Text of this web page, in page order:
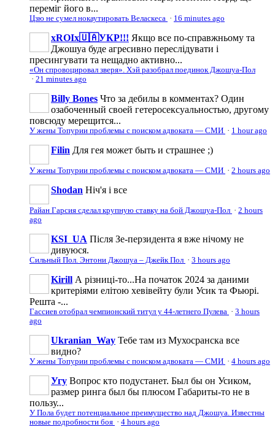
переміг його в...
Цзю не сумел нокаутировать Веласкеса · 16 minutes ago
xROIx🇺🇦УКР!!! Якщо все по-справжньому та
Джошуа буде агресивно переслідувати і
пресингувати та нещадно активно...
«Он спровоцировал зверя». Хэй разобрал поединок Джошуа-Пол
· 21 minutes ago
Billy Bones Что за дебилы в комментах? Один
озабоченный своей гетеросексуальностью, другому
повсюду мерещится...
У жены Топурии проблемы с поиском адвоката — СМИ · 1 hour ago
Filin Для гея может быть и страшнее ;)
У жены Топурии проблемы с поиском адвоката — СМИ · 2 hours ago
Shodan Ніч'я і все
Райан Гарсия сделал крупную ставку на бой Джошуа-Пол · 2 hours
ago
KSI_UA Після Зе-перзидента я вже нічому не
дивуюся.
Сильный Пол. Энтони Джошуа – Джейк Пол · 3 hours ago
Kirill А різниці-то...На початок 2024 за даними
критеріями елітою хевівейту були Усик та Фьюрі.
Решта -...
Гассиев отобрал чемпионский титул у 44-летнего Пулева · 3 hours
ago
Ukranian_Way Тебе там из Мухосранска все
видно?
У жены Топурии проблемы с поиском адвоката — СМИ · 4 hours ago
Угу Вопрос кто подустанет. Был бы он Усиком,
размер ринга был бы плюсом Габариты-то не в
пользу...
У Пола будет потенциальное преимущество над Джошуа. Известны
новые подробности боя · 4 hours ago